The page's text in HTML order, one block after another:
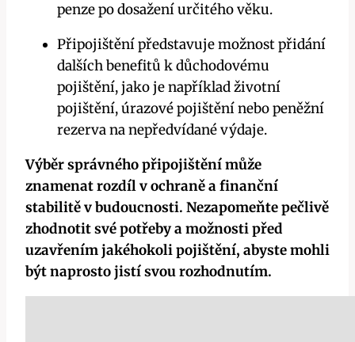
penze po dosažení určitého věku.
Připojištění představuje možnost přidání
dalších benefitů k důchodovému
pojištění, jako je například životní
pojištění, úrazové pojištění nebo peněžní
rezerva na nepředvídané výdaje.
Výběr správného připojištění může
znamenat rozdíl v ochraně a finanční
stabilitě v budoucnosti. Nezapomeňte pečlivě
zhodnotit své potřeby a možnosti před
uzavřením jakéhokoli pojištění, abyste mohli
být naprosto jistí svou rozhodnutím.